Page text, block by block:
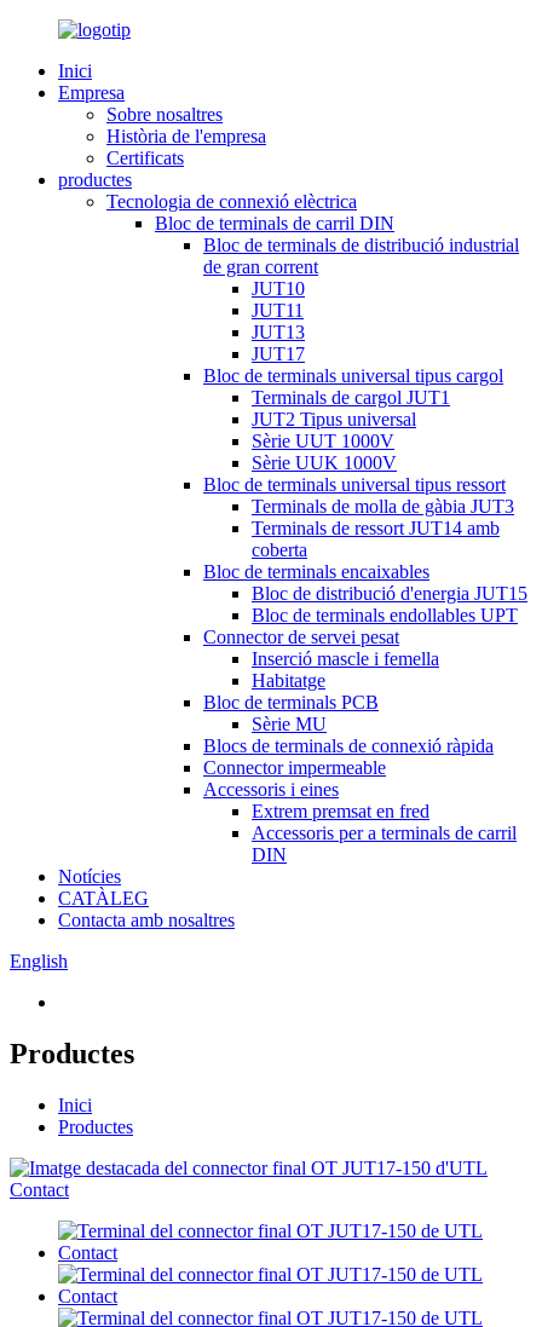
Inici
Empresa
Sobre nosaltres
Història de l'empresa
Certificats
productes
Tecnologia de connexió elèctrica
Bloc de terminals de carril DIN
Bloc de terminals de distribució industrial
de gran corrent
JUT10
JUT11
JUT13
JUT17
Bloc de terminals universal tipus cargol
Terminals de cargol JUT1
JUT2 Tipus universal
Sèrie UUT 1000V
Sèrie UUK 1000V
Bloc de terminals universal tipus ressort
Terminals de molla de gàbia JUT3
Terminals de ressort JUT14 amb
coberta
Bloc de terminals encaixables
Bloc de distribució d'energia JUT15
Bloc de terminals endollables UPT
Connector de servei pesat
Inserció mascle i femella
Habitatge
Bloc de terminals PCB
Sèrie MU
Blocs de terminals de connexió ràpida
Connector impermeable
Accessoris i eines
Extrem premsat en fred
Accessoris per a terminals de carril
DIN
Notícies
CATÀLEG
Contacta amb nosaltres
English
Productes
Inici
Productes